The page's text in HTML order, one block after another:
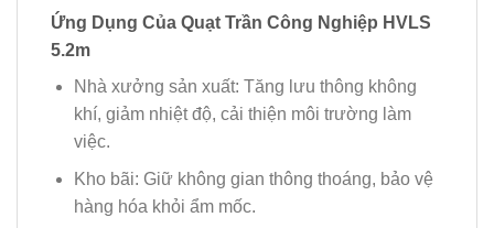
Ứng Dụng Của Quạt Trần Công Nghiệp HVLS
5.2m
Nhà xưởng sản xuất: Tăng lưu thông không
khí, giảm nhiệt độ, cải thiện môi trường làm
việc.
Kho bãi: Giữ không gian thông thoáng, bảo vệ
hàng hóa khỏi ẩm mốc.